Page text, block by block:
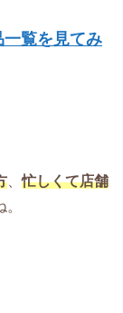
覧を見てみ
、忙しくて店舗